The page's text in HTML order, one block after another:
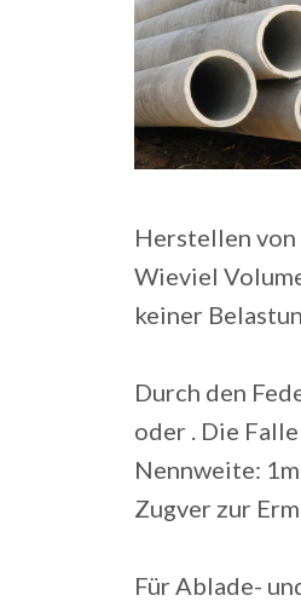
Herstellen
Wieviel
keiner
Durch den
oder . Die
Nennweite:
Zugver zur
Für Ablade-